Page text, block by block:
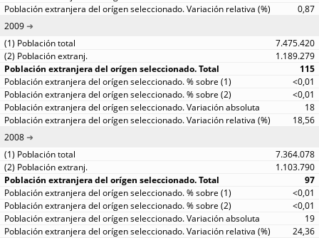
0,87
2009
7.475.420
1.189.279
115
<0,01
<0,01
18
18,56
2008
7.364.078
1.103.790
97
<0,01
<0,01
19
24,36